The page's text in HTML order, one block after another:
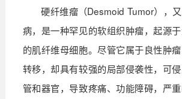
硬纤维瘤（Desmoid Tumor），
病，是一种罕见的软组织肿瘤，起源
的肌纤维母细胞。尽管它属于良性肿
转移，却具有较强的局部侵袭性，可
管和器官，导致疼痛、功能障碍，严